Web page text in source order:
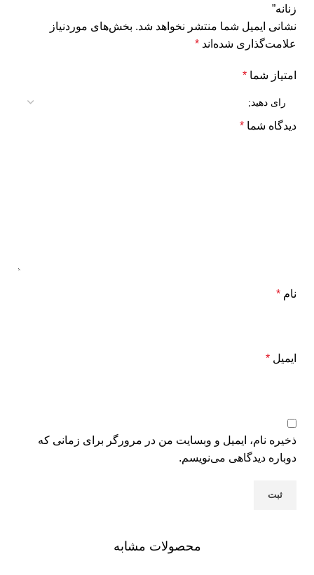
زنانه”
نشانی ایمیل شما منتشر نخواهد شد. بخش‌های موردنیاز
علامت‌گذاری شده‌اند *
امتیاز شما *
دیدگاه شما *
نام *
ایمیل *
ذخیره نام، ایمیل و وبسایت من در مرورگر برای زمانی که
دوباره دیدگاهی می‌نویسم.
محصولات مشابه